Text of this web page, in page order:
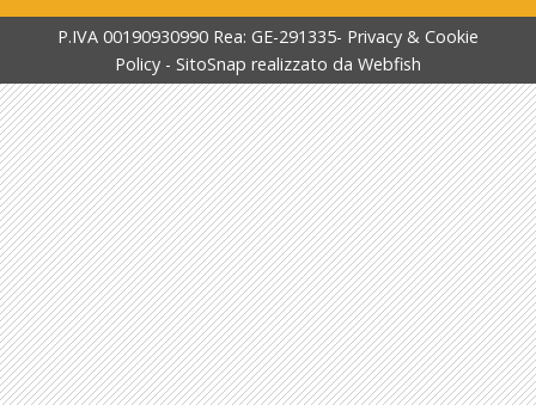
P.IVA 00190930990 Rea: GE-291335- Privacy & Cookie
Policy - SitoSnap realizzato da Webfish